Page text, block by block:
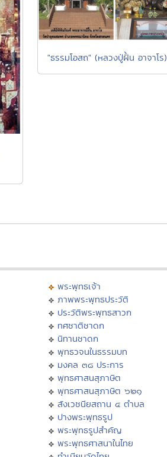
"ธรรมโอสถ" (หลวงปู่ฝั้น อาจาโร)
พระพุทธเจ้า
ภาพพระพุทธประวัติ
ประวัติพระพุทธสาวก
ทศชาติชาดก
นิทานชาดก
พุทธวจนในธรรมบท
มงคล ๓๘ ประการ
พุทธศาสนสุภาษิต
พุทธศาสนสุภาษิต ๖๒๑
สังเวชนียสถาน ๔ ตำบล
ปางพระพุทธรูป
พระพุทธรูปสำคัญ
พระพุทธศาสนาในไทย